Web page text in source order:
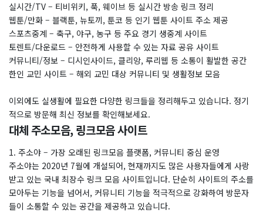
실시간/TV – 티비위키, 푹, 웨이브 등 실시간 방송 링크 정리
웹툰/만화 – 블랙툰, 뉴토끼, 툰코 등 인기 웹툰 사이트 주소 제공
스포츠중계 – 축구, 야구, 농구 등 주요 경기 생중계 사이트
토렌트/다운로드 – 안전하게 사용할 수 있는 자료 공유 사이트
커뮤니티/정보 – 디시인사이드, 클리앙, 루리웹 등 소통이 활발한 공간
한인 교민 사이트 – 해외 교민 대상 커뮤니티 및 생활정보 모음
이외에도 실생활에 필요한 다양한 링크들을 정리해두고 있습니다. 정기
적으로 방문해 최신 정보를 확인해보세요.
대체 주소모음, 링크모음 사이트
1. 주소야 – 가장 오래된 링크모음 플랫폼, 커뮤니티 중심 운영
주소야는 2020년 7월에 개설되어, 현재까지도 많은 사용자들에게 사랑
받고 있는 국내 최장수 링크 모음 사이트입니다. 단순히 사이트의 주소를
모아두는 기능을 넘어서, 커뮤니티 기능을 적극적으로 강화하여 방문자
들이 소통할 수 있는 공간을 제공하고 있습니다.